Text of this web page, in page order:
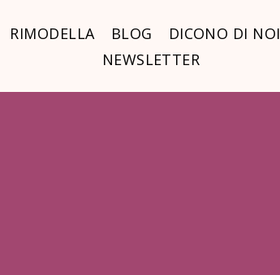
RIMODELLA BLOG DICONO DI NOI
NEWSLETTER